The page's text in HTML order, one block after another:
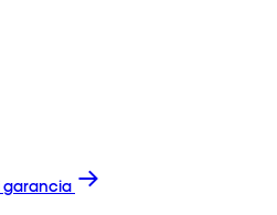
garancia